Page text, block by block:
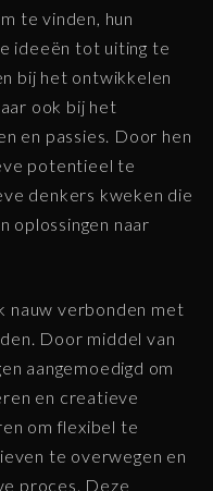
te vinden, hun
ideeën tot uiting te
bij het ontwikkelen
ook bij het
en passies. Door hen
potentieel te
denkers kweken die
oplossingen naar
nauw verbonden met
Door middel van
aangemoedigd om
en creatieve
om flexibel te
te overwegen en
proces. Deze